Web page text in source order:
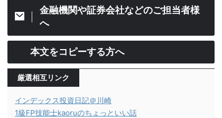
金融機関や証券会社などのご担当者様
へ
本文をコピーする方へ
厳選相互リンク
インデックス投資日記＠川崎
1級FP技能士kaoruのちょっといい話